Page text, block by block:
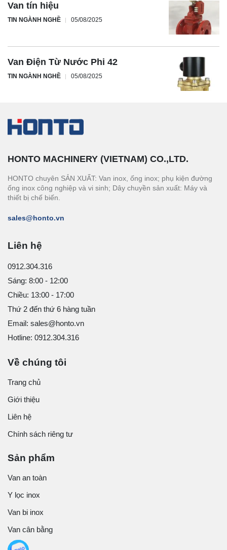
Van tín hiệu
TIN NGÀNH NGHỀ 05/08/2025
Van Điện Từ Nước Phi 42
TIN NGÀNH NGHỀ 05/08/2025
HONTO MACHINERY (VIETNAM) CO.,LTD.
HONTO chuyên SẢN XUẤT: Van inox, ống inox; phụ kiện đường
ống inox công nghiệp và vi sinh; Dây chuyền sản xuất: Máy và
thiết bị chế biến.
sales@honto.vn
Liên hệ
0912.304.316
Sáng: 8:00 - 12:00
Chiều: 13:00 - 17:00
Thứ 2 đến thứ 6 hàng tuần
Email: sales@honto.vn
Hotline: 0912.304.316
Về chúng tôi
Trang chủ
Giới thiệu
Liên hệ
Chính sách riêng tư
Sản phẩm
Van an toàn
Y lọc inox
Van bi inox
Van cân bằng